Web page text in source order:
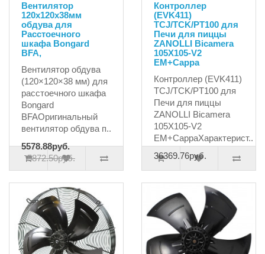
Вентилятор
120х120х38мм
обдува для
Расстоечного
шкафа Bongard
BFA,
Вентилятор обдува
(120×120×38 мм) для
расстоечного шкафа
Bongard
BFAОригинальный
вентилятор обдува п..
5578.88руб.
5872.50руб.
Контроллер
(EVK411)
TCJ/TCK/PT100 для
Печи для пиццы
ZANOLLI Bicamera
105X105-V2
EM+Cappa
Контроллер (EVK411)
TCJ/TCK/PT100 для
Печи для пиццы
ZANOLLI Bicamera
105X105-V2
EM+CappaХарактерист..
36369.76руб.